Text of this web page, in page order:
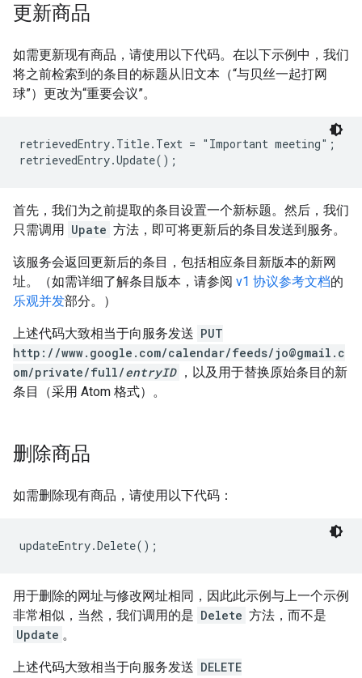
更新商品
如需更新现有商品，请使用以下代码。在以下示例中，我们
将之前检索到的条目的标题从旧文本（“与贝丝一起打网
球”）更改为“重要会议”。
retrievedEntry.Title.Text = "Important meeting";
retrievedEntry.Update();
首先，我们为之前提取的条目设置一个新标题。然后，我们
只需调用 Upate 方法，即可将更新后的条目发送到服务。
该服务会返回更新后的条目，包括相应条目新版本的新网
址。（如需详细了解条目版本，请参阅 v1 协议参考文档的
乐观并发部分。）
上述代码大致相当于向服务发送 PUT
http://www.google.com/calendar/feeds/jo@gmail.c
om/private/full/entryID ，以及用于替换原始条目的新
条目（采用 Atom 格式）。
删除商品
如需删除现有商品，请使用以下代码：
updateEntry.Delete();
用于删除的网址与修改网址相同，因此此示例与上一个示例
非常相似，当然，我们调用的是 Delete 方法，而不是
Update 。
上述代码大致相当于向服务发送 DELETE